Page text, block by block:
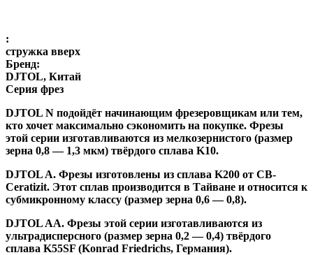
:
стружка вверх
Бренд:
DJTOL, Китай
Серия фрез
DJTOL N подойдёт начинающим фрезеровщикам или тем,
кто хочет максимально сэкономить на покупке. Фрезы
этой серии изготавливаются из мелкозернистого (размер
зерна 0,8 — 1,3 мкм) твёрдого сплава K10.
DJTOL A. Фрезы изготовлены из сплава K200 от CB-
Ceratizit. Этот сплав производится в Тайване и относится к
субмикронному классу (размер зерна 0,6 — 0,8).
DJTOL AA. Фрезы этой серии изготавливаются из
ультрадисперсного (размер зерна 0,2 — 0,4) твёрдого
сплава K55SF (Konrad Friedrichs, Германия).